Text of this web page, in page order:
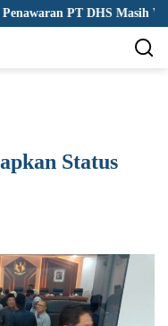
DHS Masih Wajar
Status